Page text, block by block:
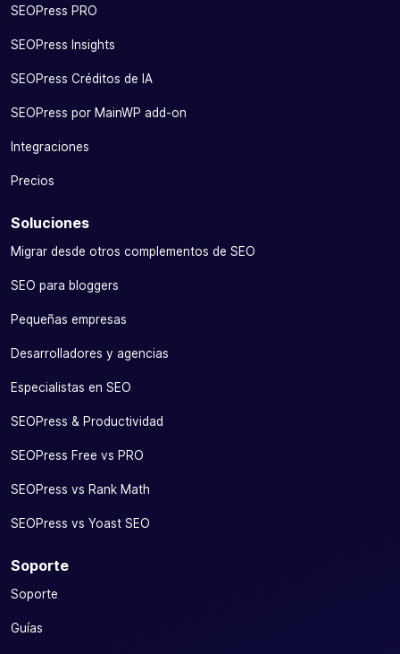
SEOPress PRO
SEOPress Insights
SEOPress Créditos de IA
SEOPress por MainWP add-on
Integraciones
Precios
Soluciones
Migrar desde otros complementos de SEO
SEO para bloggers
Pequeñas empresas
Desarrolladores y agencias
Especialistas en SEO
SEOPress & Productividad
SEOPress Free vs PRO
SEOPress vs Rank Math
SEOPress vs Yoast SEO
Soporte
Soporte
Guías